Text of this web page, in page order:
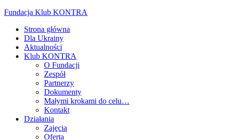
Fundacja Klub KONTRA
Strona główna
Dla Ukrainy
Aktualności
Klub KONTRA
O Fundacji
Zespół
Partnerzy
Dokumenty
Małymi krokami do celu…
Kontakt
Działania
Zajęcia
Oferta